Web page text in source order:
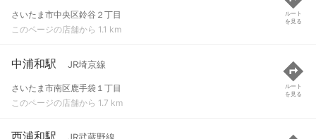
さいたま市中央区鈴谷２丁目
このページの店舗から 1.1 km
ルート
を見る
中浦和駅 JR埼京線
さいたま市南区鹿手袋１丁目
このページの店舗から 1.7 km
ルート
を見る
西浦和駅